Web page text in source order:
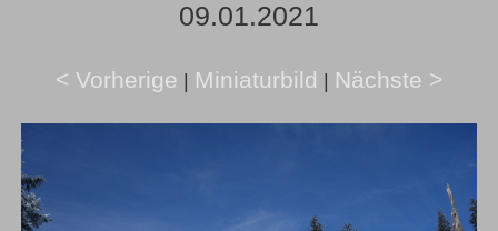
09.01.2021
< Vorherige | Miniaturbild | Nächste >